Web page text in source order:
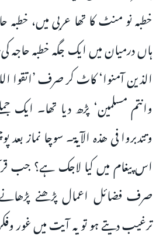
خطبہ نو منٹ کا تھا عربی میں، خطبہ
ہاں درمیان میں ایک جگہ خطبہ حاجہ
الذین آمنوا‘ کاٹ کر صرف ’اتقوا
وانتم مسلمین‘ پڑھ دیا تھا۔ ایک
وتتدبروا فی ھذہ الآیۃ۔ سوچا نماز
اس پیغام میں کیا لاجک ہے؟ جب
صرف فضائل اعمال پڑھنے
ترغیب دیتے ہو تو یہ آیت میں غور